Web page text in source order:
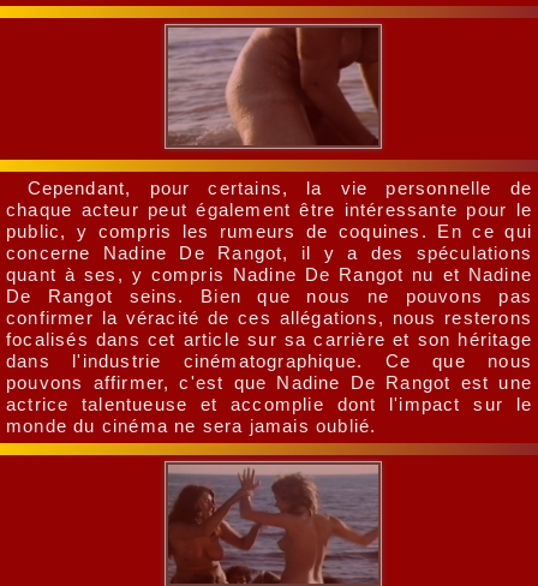
Cependant, pour certains, la vie personnelle de
chaque acteur peut également être intéressante pour le
public, y compris les rumeurs de coquines. En ce qui
concerne Nadine De Rangot, il y a des spéculations
quant à ses, y compris Nadine De Rangot nu et Nadine
De Rangot seins. Bien que nous ne pouvons pas
confirmer la véracité de ces allégations, nous resterons
focalisés dans cet article sur sa carrière et son héritage
dans l'industrie cinématographique. Ce que nous
pouvons affirmer, c'est que Nadine De Rangot est une
actrice talentueuse et accomplie dont l'impact sur le
monde du cinéma ne sera jamais oublié.